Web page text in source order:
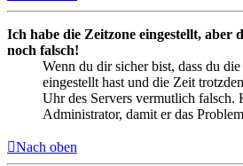
Ich habe die Zeitzone eingestellt, aber
noch falsch!
Wenn du dir sicher bist, dass du
eingestellt hast und die Zeit
Uhr des Servers vermutlich falsch.
Administrator, damit er das
Nach oben